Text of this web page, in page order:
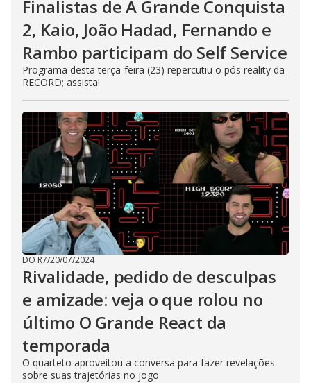
Finalistas de A Grande Conquista
2, Kaio, João Hadad, Fernando e
Rambo participam do Self Service
Programa desta terça-feira (23) repercutiu o pós reality da
RECORD; assista!
DO R7/20/07/2024
Rivalidade, pedido de desculpas
e amizade: veja o que rolou no
último O Grande React da
temporada
O quarteto aproveitou a conversa para fazer revelações
sobre suas trajetórias no jogo